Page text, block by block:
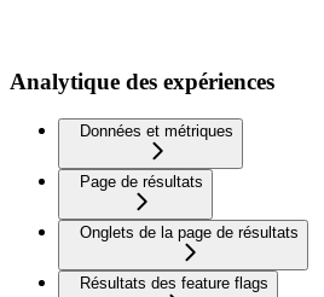
Analytique des expériences
Données et métriques
Page de résultats
Onglets de la page de résultats
Résultats des feature flags